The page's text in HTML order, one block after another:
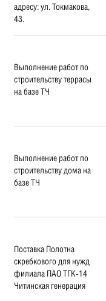
адресу: ул. Токмакова,
43.
Выполнение работ по
строительству террасы
на базе ТЧ
Выполнение работ по
строительству дома на
базе ТЧ
Поставка Полотна
скребкового для нужд
филиала ПАО ТГК-14
Читинская генерация